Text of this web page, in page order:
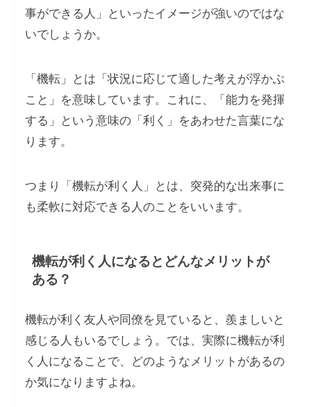
事ができる人」といったイメージが強いのではな
いでしょうか。
「機転」とは「状況に応じて適した考えが浮かぶ
こと」を意味しています。これに、「能力を発揮
する」という意味の「利く」をあわせた言葉にな
ります。
つまり「機転が利く人」とは、突発的な出来事に
も柔軟に対応できる人のことをいいます。
機転が利く人になるとどんなメリットが
ある？
機転が利く友人や同僚を見ていると、羨ましいと
感じる人もいるでしょう。では、実際に機転が利
く人になることで、どのようなメリットがあるの
か気になりますよね。